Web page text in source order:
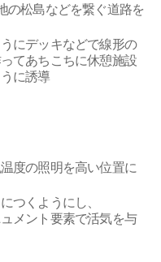
の松島などを繋ぐ道路を
にデッキなどで線形の
てあちこちに休憩施設
に誘導
度の照明を高い位置に
つくようにし、
メント要素で活気を与